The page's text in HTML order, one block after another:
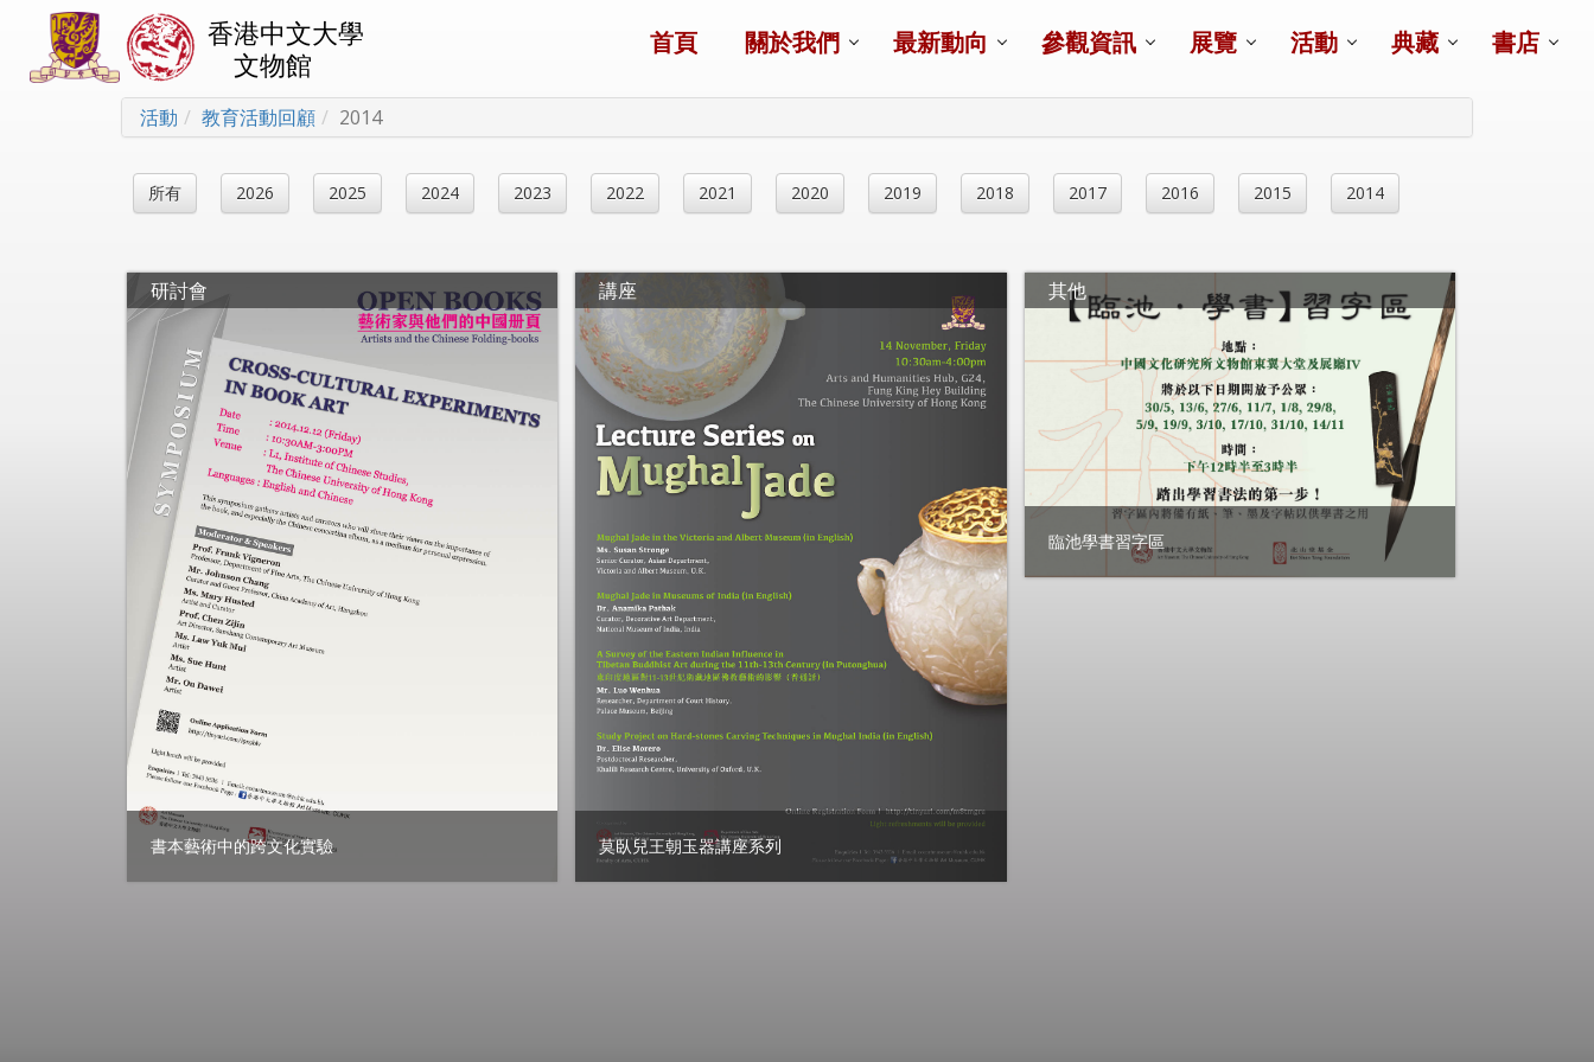
香港中文大學
文物館
首頁 關於我們 最新動向 參觀資訊 展覽 活動 典藏 書店
活動 教育活動回顧 2014
所有 2026 2025 2024 2023 2022 2021 2020 2019 2018 2017 2016 2015 2014
研討會
書本藝術中的跨文化實驗
講座
莫臥兒王朝玉器講座系列
其他
臨池學書習字區